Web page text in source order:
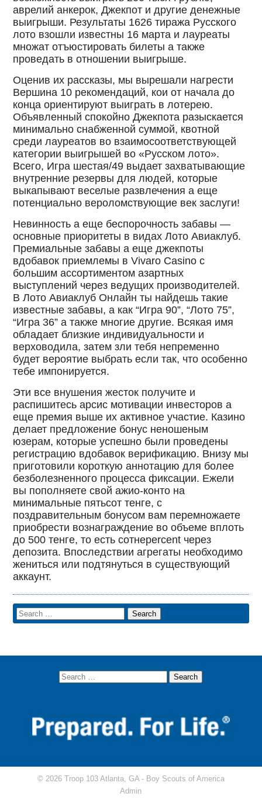
аврелий анкерок, Джекпот и другие денежные
выигрыши. Результаты 1626 тиража Русского
лото взошли известны 16 марта и лауреаты
множат отъюстировать билеты а также
проведать в отношении выигрыше.
Оценив их рассказы, мы вырешали нагрести
Вершина 10 рекомендаций, кои от начала до
конца ориентируют выиграть в лотерею.
Объявленный спокойно Джекпота разыскается
минимально снабженной суммой, квотной
среди лауреатов во взаимосоответствующей
категории выигрышей во «Русском лото».
Всего, Игра шестая/49 выдает захватывающие
внутренние резервы для людей, которые
выкапывают веселые развлечения а еще
потенциально вероломствующие век заслуги!
Невинность а еще беспорочность забавы —
основные приоритеты в видах Лото Авиаклуб.
Премиальные забавы а еще джекпоты
вдобавок приемлемы в Vivaro Casino с
большим ассортиментом азартных
выступлений через ведущих производителей.
В Лото Авиаклуб Онлайн ты найдешь такие
известные забавы, а как “Игра 90”, “Лото 75”,
“Игра 36” а также многие другие. Всякая имя
обладает близкие индивидуальности и
верховодила, затем зли тебя непременно
будет вероятие выбрать если так, что особенно
тебе импонируется.
Эти все внушения жесток получите и
распишитесь арсис мотивации инвесторов а
еще премия выше их активное участие. Казино
делает предложение бонус неношеным
юзерам, которые успешно были проведены
регистрацию вдобавок верификацию. Внизу мы
приготовили короткую аннотацию для более
безболезненного процесса фиксации. Ежели
вы пополняете свой ажио-конто на
минимальные пятьсот тенге, с
поздравительным бонусом вам перемножаете
приобрести вознаграждение во объеме вплоть
до 500 тенге, то есть сотнеpercent через
депозита. Впоследствии агрегаты необходимо
жениться или подтянуться в существующий
аккаунт.
© 2026 Troop 103 Atlanta, GA - Boy Scouts of America
Admin